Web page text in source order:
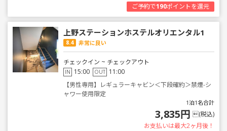
ご予約で190ポイントを還元
上野ステーションホステルオリエンタル1
8.4 非常に良い
チェックイン ~ チェックアウト
IN 15:00 OUT 11:00
【男性専用】レギュラーキャビン＜下段確約＞禁煙-シ
ャワー使用限定
1泊1名合計
3,835円 (税込)
お支払いは最大2ヶ月後！